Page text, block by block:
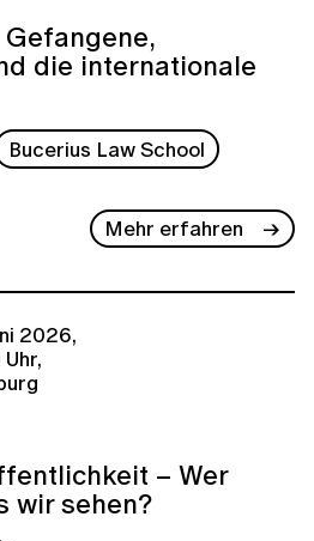
die internationale
Bucerius Law School
Mehr erfahren
2026,
– Wer
wir sehen?